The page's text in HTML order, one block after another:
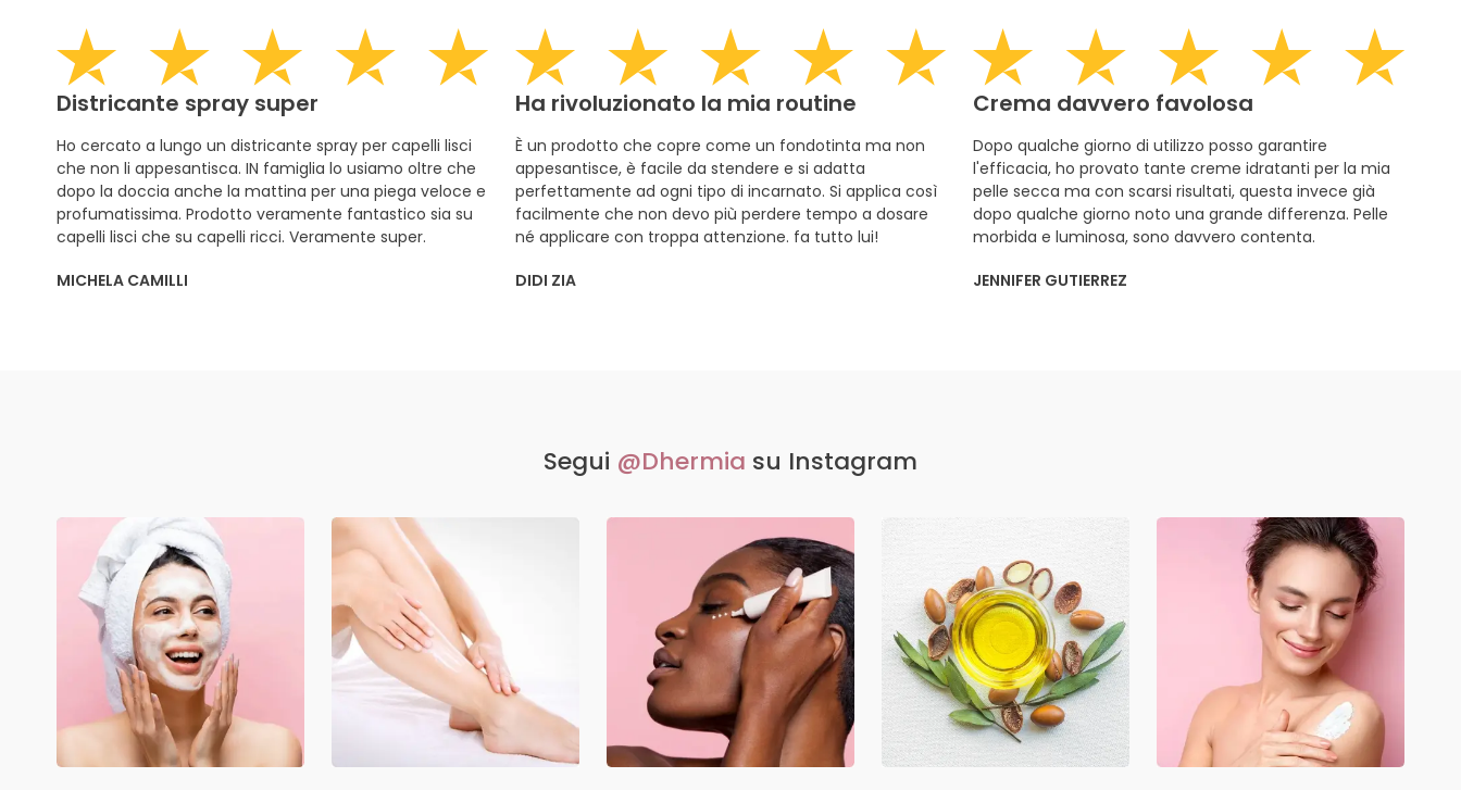
Districante spray super
Ho cercato a lungo un districante spray per capelli lisci
che non li appesantisca. IN famiglia lo usiamo oltre che
dopo la doccia anche la mattina per una piega veloce e
profumatissima. Prodotto veramente fantastico sia su
capelli lisci che su capelli ricci. Veramente super.
MICHELA CAMILLI
Ha rivoluzionato la mia routine
È un prodotto che copre come un fondotinta ma non
appesantisce, è facile da stendere e si adatta
perfettamente ad ogni tipo di incarnato. Si applica così
facilmente che non devo più perdere tempo a dosare
né applicare con troppa attenzione. fa tutto lui!
DIDI ZIA
Crema davvero favolosa
Dopo qualche giorno di utilizzo posso garantire
l'efficacia, ho provato tante creme idratanti per la mia
pelle secca ma con scarsi risultati, questa invece già
dopo qualche giorno noto una grande differenza. Pelle
morbida e luminosa, sono davvero contenta.
JENNIFER GUTIERREZ
Segui @Dhermia su Instagram